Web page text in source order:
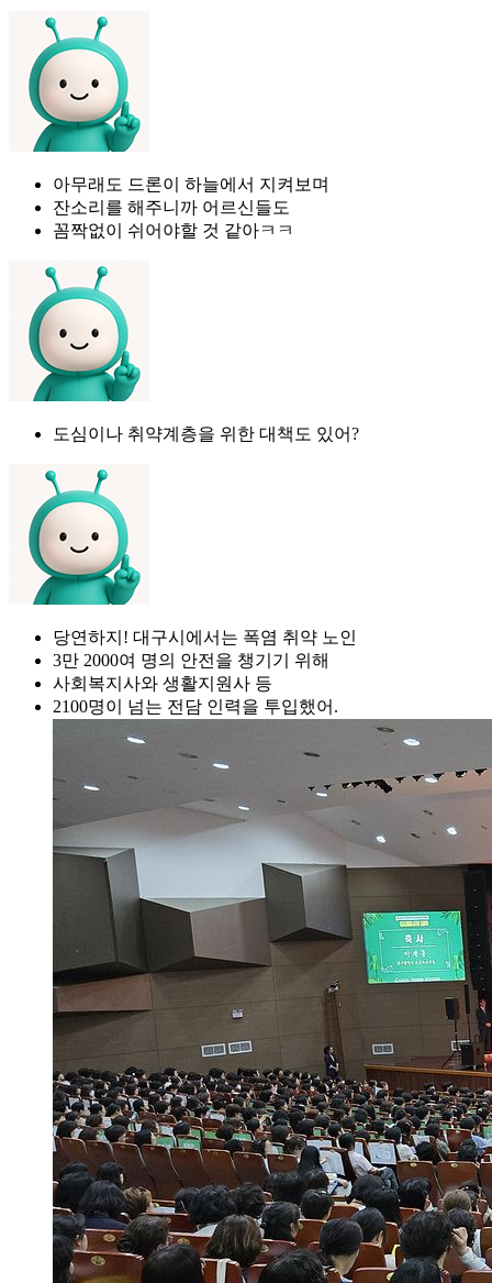
아무래도 드론이 하늘에서 지켜보며
잔소리를 해주니까 어르신들도
꼼짝없이 쉬어야할 것 같아ㅋㅋ
도심이나 취약계층을 위한 대책도 있어?
당연하지! 대구시에서는 폭염 취약 노인
3만 2000여 명의 안전을 챙기기 위해
사회복지사와 생활지원사 등
2100명이 넘는 전담 인력을 투입했어.